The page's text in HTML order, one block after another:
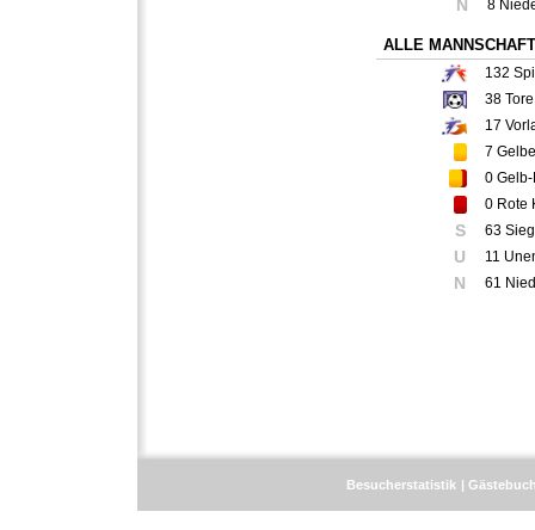
N 8
ALLE
132
38 Tore
17
7
0
0 Rote
S 63
U 11
N 61
Besucherstatistik